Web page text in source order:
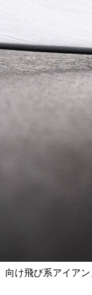
け飛び系アイ